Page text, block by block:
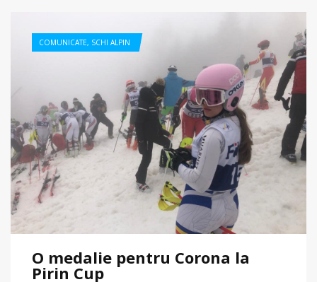
COMUNICATE, SCHI ALPIN
O medalie pentru Corona la
Pirin Cup